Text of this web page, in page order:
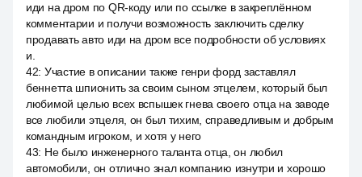
иди на дром по QR-коду или по ссылке в закреплённом
комментарии и получи возможность заключить сделку
продавать авто иди на дром все подробности об условиях
и.
42: Участие в описании также генри форд заставлял
беннетта шпионить за своим сыном этцелем, который был
любимой целью всех вспышек гнева своего отца на заводе
все любили этцеля, он был тихим, справедливым и добрым
командным игроком, и хотя у него
43: Не было инженерного таланта отца, он любил
автомобили, он отлично знал компанию изнутри и хорошо